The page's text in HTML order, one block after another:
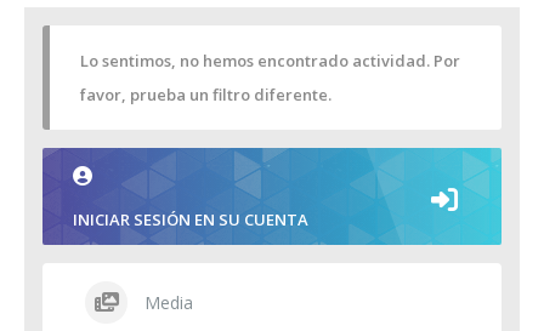
Lo sentimos, no hemos encontrado actividad. Por
favor, prueba un filtro diferente.
INICIAR SESIÓN EN SU CUENTA
Media